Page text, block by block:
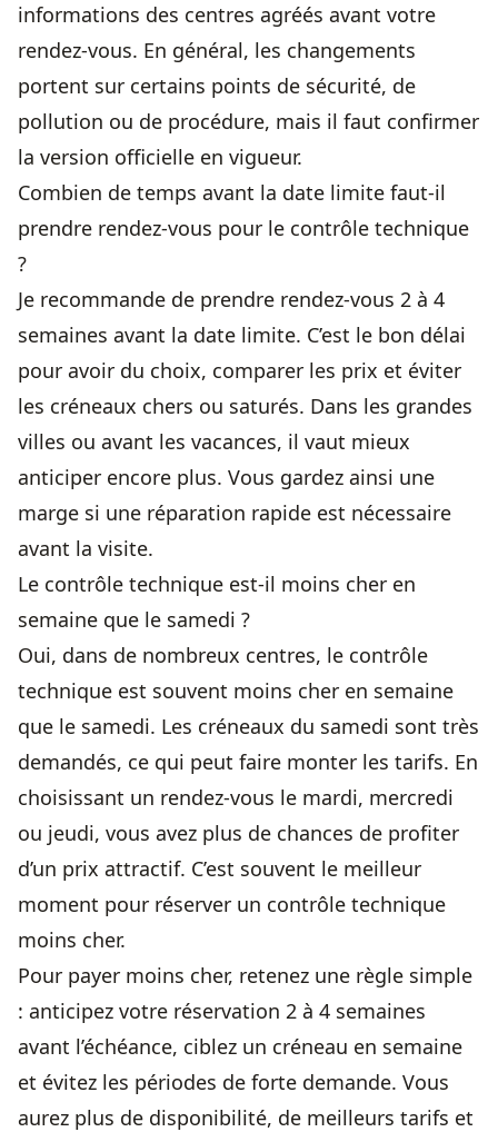
informations des centres agréés avant votre
rendez-vous. En général, les changements
portent sur certains points de sécurité, de
pollution ou de procédure, mais il faut confirmer
la version officielle en vigueur.
Combien de temps avant la date limite faut-il
prendre rendez-vous pour le contrôle technique
?
Je recommande de prendre rendez-vous 2 à 4
semaines avant la date limite. C’est le bon délai
pour avoir du choix, comparer les prix et éviter
les créneaux chers ou saturés. Dans les grandes
villes ou avant les vacances, il vaut mieux
anticiper encore plus. Vous gardez ainsi une
marge si une réparation rapide est nécessaire
avant la visite.
Le contrôle technique est-il moins cher en
semaine que le samedi ?
Oui, dans de nombreux centres, le contrôle
technique est souvent moins cher en semaine
que le samedi. Les créneaux du samedi sont très
demandés, ce qui peut faire monter les tarifs. En
choisissant un rendez-vous le mardi, mercredi
ou jeudi, vous avez plus de chances de profiter
d’un prix attractif. C’est souvent le meilleur
moment pour réserver un contrôle technique
moins cher.
Pour payer moins cher, retenez une règle simple
: anticipez votre réservation 2 à 4 semaines
avant l’échéance, ciblez un créneau en semaine
et évitez les périodes de forte demande. Vous
aurez plus de disponibilité, de meilleurs tarifs et